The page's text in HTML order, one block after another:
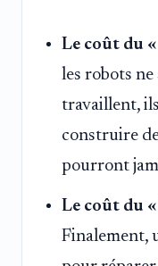
Le coût du
les robots ne
travaillent,
construire
pourront
Le coût du
Finalement,